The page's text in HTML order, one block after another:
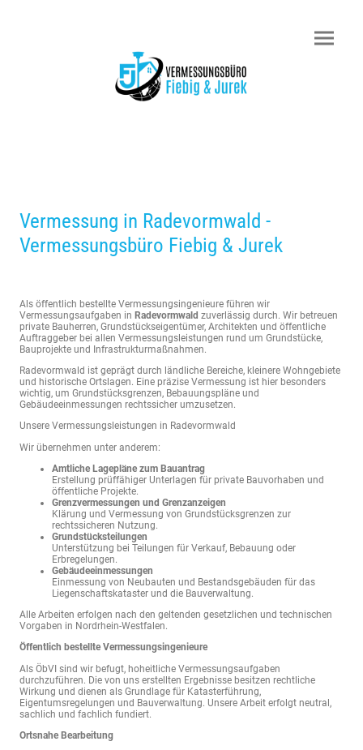
Vermessung in Radevormwald -
Vermessungsbüro Fiebig & Jurek
Als öffentlich bestellte Vermessungsingenieure führen wir
Vermessungsaufgaben in Radevormwald zuverlässig durch. Wir betreuen
private Bauherren, Grundstückseigentümer, Architekten und öffentliche
Auftraggeber bei allen Vermessungsleistungen rund um Grundstücke,
Bauprojekte und Infrastrukturmaßnahmen.
Radevormwald ist geprägt durch ländliche Bereiche, kleinere Wohngebiete
und historische Ortslagen. Eine präzise Vermessung ist hier besonders
wichtig, um Grundstücksgrenzen, Bebauungspläne und
Gebäudeeinmessungen rechtssicher umzusetzen.
Unsere Vermessungsleistungen in Radevormwald
Wir übernehmen unter anderem:
Amtliche Lagepläne zum Bauantrag
Erstellung prüffähiger Unterlagen für private Bauvorhaben und
öffentliche Projekte.
Grenzvermessungen und Grenzanzeigen
Klärung und Vermessung von Grundstücksgrenzen zur
rechtssicheren Nutzung.
Grundstücksteilungen
Unterstützung bei Teilungen für Verkauf, Bebauung oder
Erbregelungen.
Gebäudeeinmessungen
Einmessung von Neubauten und Bestandsgebäuden für das
Liegenschaftskataster und die Bauverwaltung.
Alle Arbeiten erfolgen nach den geltenden gesetzlichen und technischen
Vorgaben in Nordrhein-Westfalen.
Öffentlich bestellte Vermessungsingenieure
Als ÖbVI sind wir befugt, hoheitliche Vermessungsaufgaben
durchzuführen. Die von uns erstellten Ergebnisse besitzen rechtliche
Wirkung und dienen als Grundlage für Katasterführung,
Eigentumsregelungen und Bauverwaltung. Unsere Arbeit erfolgt neutral,
sachlich und fachlich fundiert.
Ortsnahe Bearbeitung